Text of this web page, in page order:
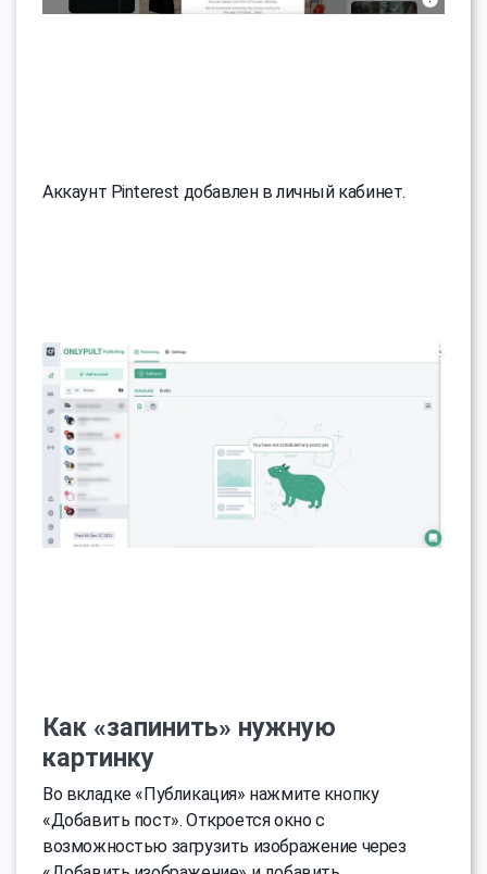
Аккаунт Pinterest добавлен в личный кабинет.
Как «запинить» нужную
картинку
Во вкладке «Публикация» нажмите кнопку
«Добавить пост». Откроется окно с
возможностью загрузить изображение через